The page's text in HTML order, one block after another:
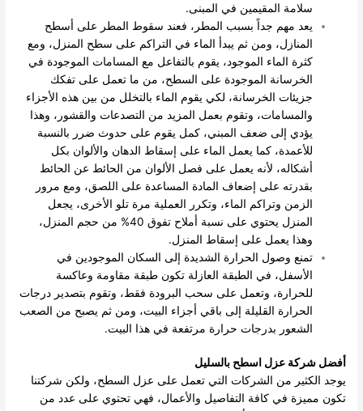
سلامة المقيمين في المبنى.
يعد مهم جداً بسبب المطر، فعند سقوط المطر على أسطح
المنازل، ومن ثم يبدأ الماء في التراكم على سطح المنزل، ومع
كثرة الماء الموجود، يقوم بالتفاعل مع المسامات الموجودة في
الخرسانة الموجودة على السطح، من ما تعمل على تفكك
جزيئات الخرسانة، لكي يقوم الماء بالتخلل من بين هذه الأجزاء
والمسامات، وتقوم بعمل المزيد من التصدعات والقشور، وهذا
يؤدي إلى ضعف المبني، كمل يقوم على حدوث ضرر بالنسبة
للأعمدة، كما يعمل الماء على إسقاط الدهان والألوان بكل
أشكاله، لأنه يعمل على فصل الألوان من الحائط عن الحائط
بقدرته على إضعاف المادة المساعدة على اللصق، ومع مرور
الزمن وتراكم الماء، وتكرر العملية مرة تلو الأخرى، يجعل
المنزل يحتوي على نسبة أملاح تفوق 40% من حجم المنزل،
وهذا يعمل على إسقاط المنزل.
تمنع وصول الحرارة الشديدة إلى السكان الموجودين في
الأسفل، في الطبقة العازلة تكون طبقة مقاومة وعاكسة
للحرارة، وتعمل على سحب البرودة فقط، وتقوم بتصدير درجات
الحرارة القليلة إلى باقي أجزاء البيت، ومن ثم يصبح من الصعب
الشعور بدرجات حرارة مرتفعة في هذا البيت.
أفضل شركة عزل اسطح بالسليل
يوجد الكثير من الشركات التي تعمل على عزل السطح، ولكن شركتنا
تكون مميزة في كافة التفاصيل والأعمال، فهي تحتوي على عدد من